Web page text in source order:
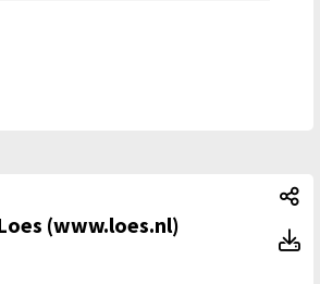
(www.loes.nl)